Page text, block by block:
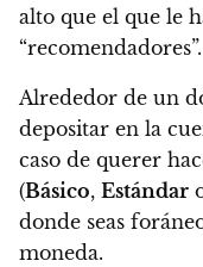
alto que el que le
“recomendadores”.
Alrededor de un
depositar en la
caso de querer
(Básico, Estándar
donde seas
moneda.